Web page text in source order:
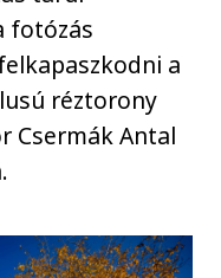
fotózás
a
réztorony
Csermák Antal